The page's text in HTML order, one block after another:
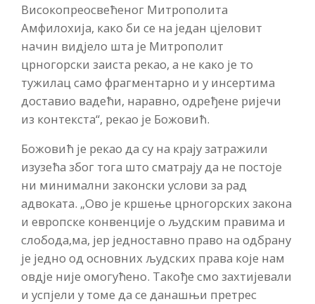
Високопреосвећеног Митрополита
Амфилохија, како би се на један цјеловит
начин видјело шта је Митрополит
црногорски заиста рекао, а не како је то
тужилац само фрагментарно и у инсертима
доставио вадећи, наравно, одређене ријечи
из контекста“, рекао је Божовић.
Божовић је рекао да су на крају затражили
изузећа због тога што сматрају да не постоје
ни минимални законски услови за рад
адвоката. „Ово је кршење црногорских закона
и европске конвенције о људским правима и
слобода,ма, јер једноставно право на одбрану
је једно од основних људских права које нам
овдје није омогућено. Такође смо захтијевали
и успјели у томе да се данашњи претрес